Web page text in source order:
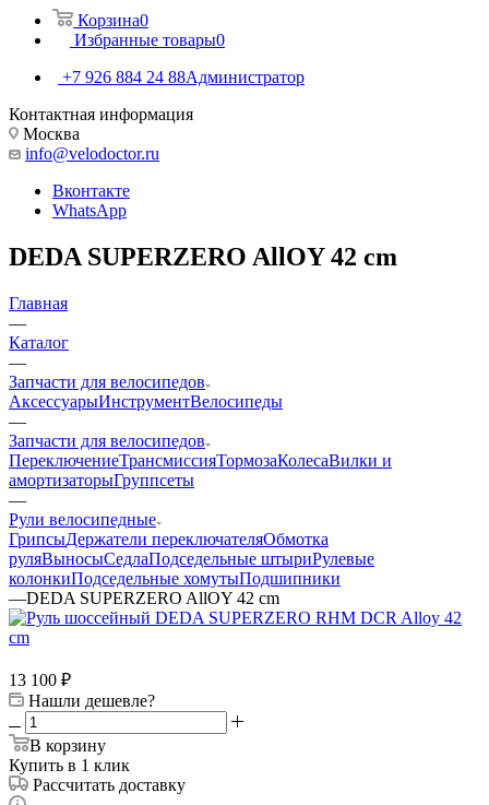
Корзина0
Избранные товары0
+7 926 884 24 88Администратор
Контактная информация
Москва
info@velodoctor.ru
Вконтакте
WhatsApp
DEDA SUPERZERO AllOY 42 cm
Главная
—
Каталог
—
Запчасти для велосипедов
АксессуарыИнструментВелосипеды
—
Запчасти для велосипедов
ПереключениеТрансмиссияТормозаКолесаВилки и
амортизаторыГруппсеты
—
Рули велосипедные
ГрипсыДержатели переключателяОбмотка
руляВыносыСедлаПодседельные штыриРулевые
колонкиПодседельные хомутыПодшипники
—DEDA SUPERZERO AllOY 42 cm
13 100 ₽
Нашли дешевле?
В корзину
Купить в 1 клик
Рассчитать доставку